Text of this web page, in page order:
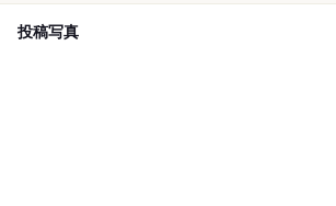
投稿写真